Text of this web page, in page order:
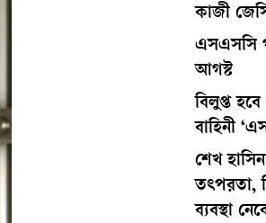
কাজী
এসএসসি
আগস্ট
বিলুপ্ত
বাহিনী
শেখ
তৎপরতা,
ব্যবস্থা